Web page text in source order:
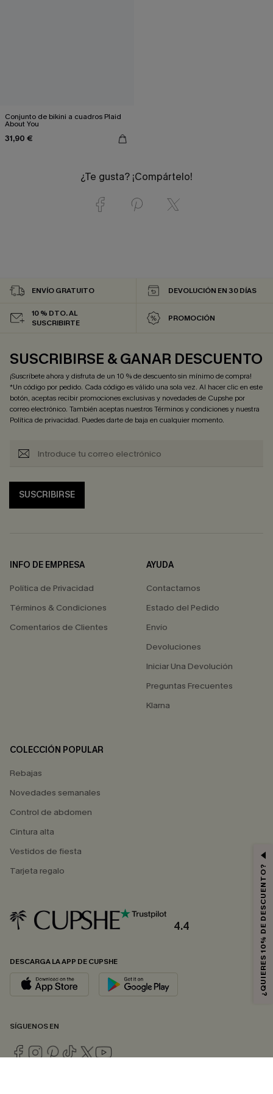
Conjunto de bikini a cuadros Plaid
About You
31,90 €
¿Te gusta? ¡Compártelo!
ENVÍO GRATUITO DEVOLUCIÓN EN 30 DÍAS
10 % DTO. AL
SUSCRIBIRTE
PROMOCIÓN
SUSCRIBIRSE & GANAR DESCUENTO
¡Suscríbete ahora y disfruta de un 10 % de descuento sin mínimo de compra!
*Un código por pedido. Cada código es válido una sola vez. Al hacer clic en este
botón, aceptas recibir promociones exclusivas y novedades de Cupshe por
correo electrónico. También aceptas nuestrosTérminos y condicionesy nuestra
Política de privacidad. Puedes darte de baja en cualquier momento.
SUSCRIBIRSE
INFO DE EMPRESA
Política de Privacidad
Términos & Condiciones
Comentarios de Clientes
AYUDA
Contactarnos
Estado del Pedido
Envío
Devoluciones
Iniciar Una Devolución
Preguntas Frecuentes
Klarna
COLECCIÓN POPULAR
Rebajas
Novedades semanales
Control de abdomen
Cintura alta
Vestidos de fiesta
Tarjeta regalo
4.4
DESCARGA LA APP DE CUPSHE
SÍGUENOS EN
¿QUIERES 10% DE DESCUENTO?